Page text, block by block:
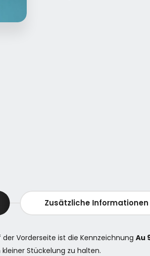
Zusätzliche Informationen
der Vorderseite ist die Kennzeichnung Au
Stückelung zu halten.